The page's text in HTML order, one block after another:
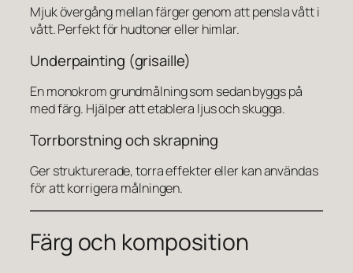
Mjuk övergång mellan färger genom att pensla vått i
vått. Perfekt för hudtoner eller himlar.
Underpainting (grisaille)
En monokrom grundmålning som sedan byggs på
med färg. Hjälper att etablera ljus och skugga.
Torrborstning och skrapning
Ger strukturerade, torra effekter eller kan användas
för att korrigera målningen.
Färg och komposition